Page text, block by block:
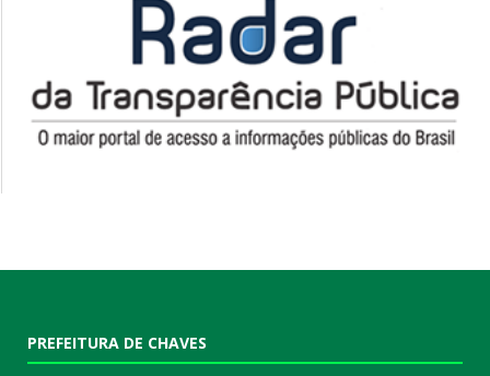
PREFEITURA DE CHAVES